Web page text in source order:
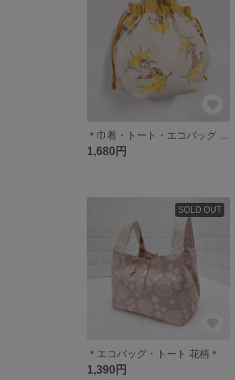
1,680円
SOLD OUT
＊エコバッグ・トート 花柄＊
1,390円